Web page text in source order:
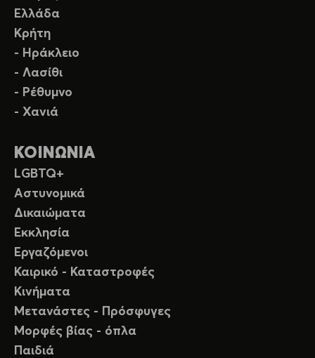
Ελλάδα
Κρήτη
- Ηράκλειο
- Λασίθι
- Ρέθυμνο
- Χανιά
ΚΟΙΝΩΝΙΑ
LGBTQ+
Αστυνομικά
Δικαιώματα
Εκκλησία
Εργαζόμενοι
Καιρικό - Καταστροφές
Κινήματα
Μετανάστες - Πρόσφυγες
Μορφές βίας - όπλα
Παιδιά